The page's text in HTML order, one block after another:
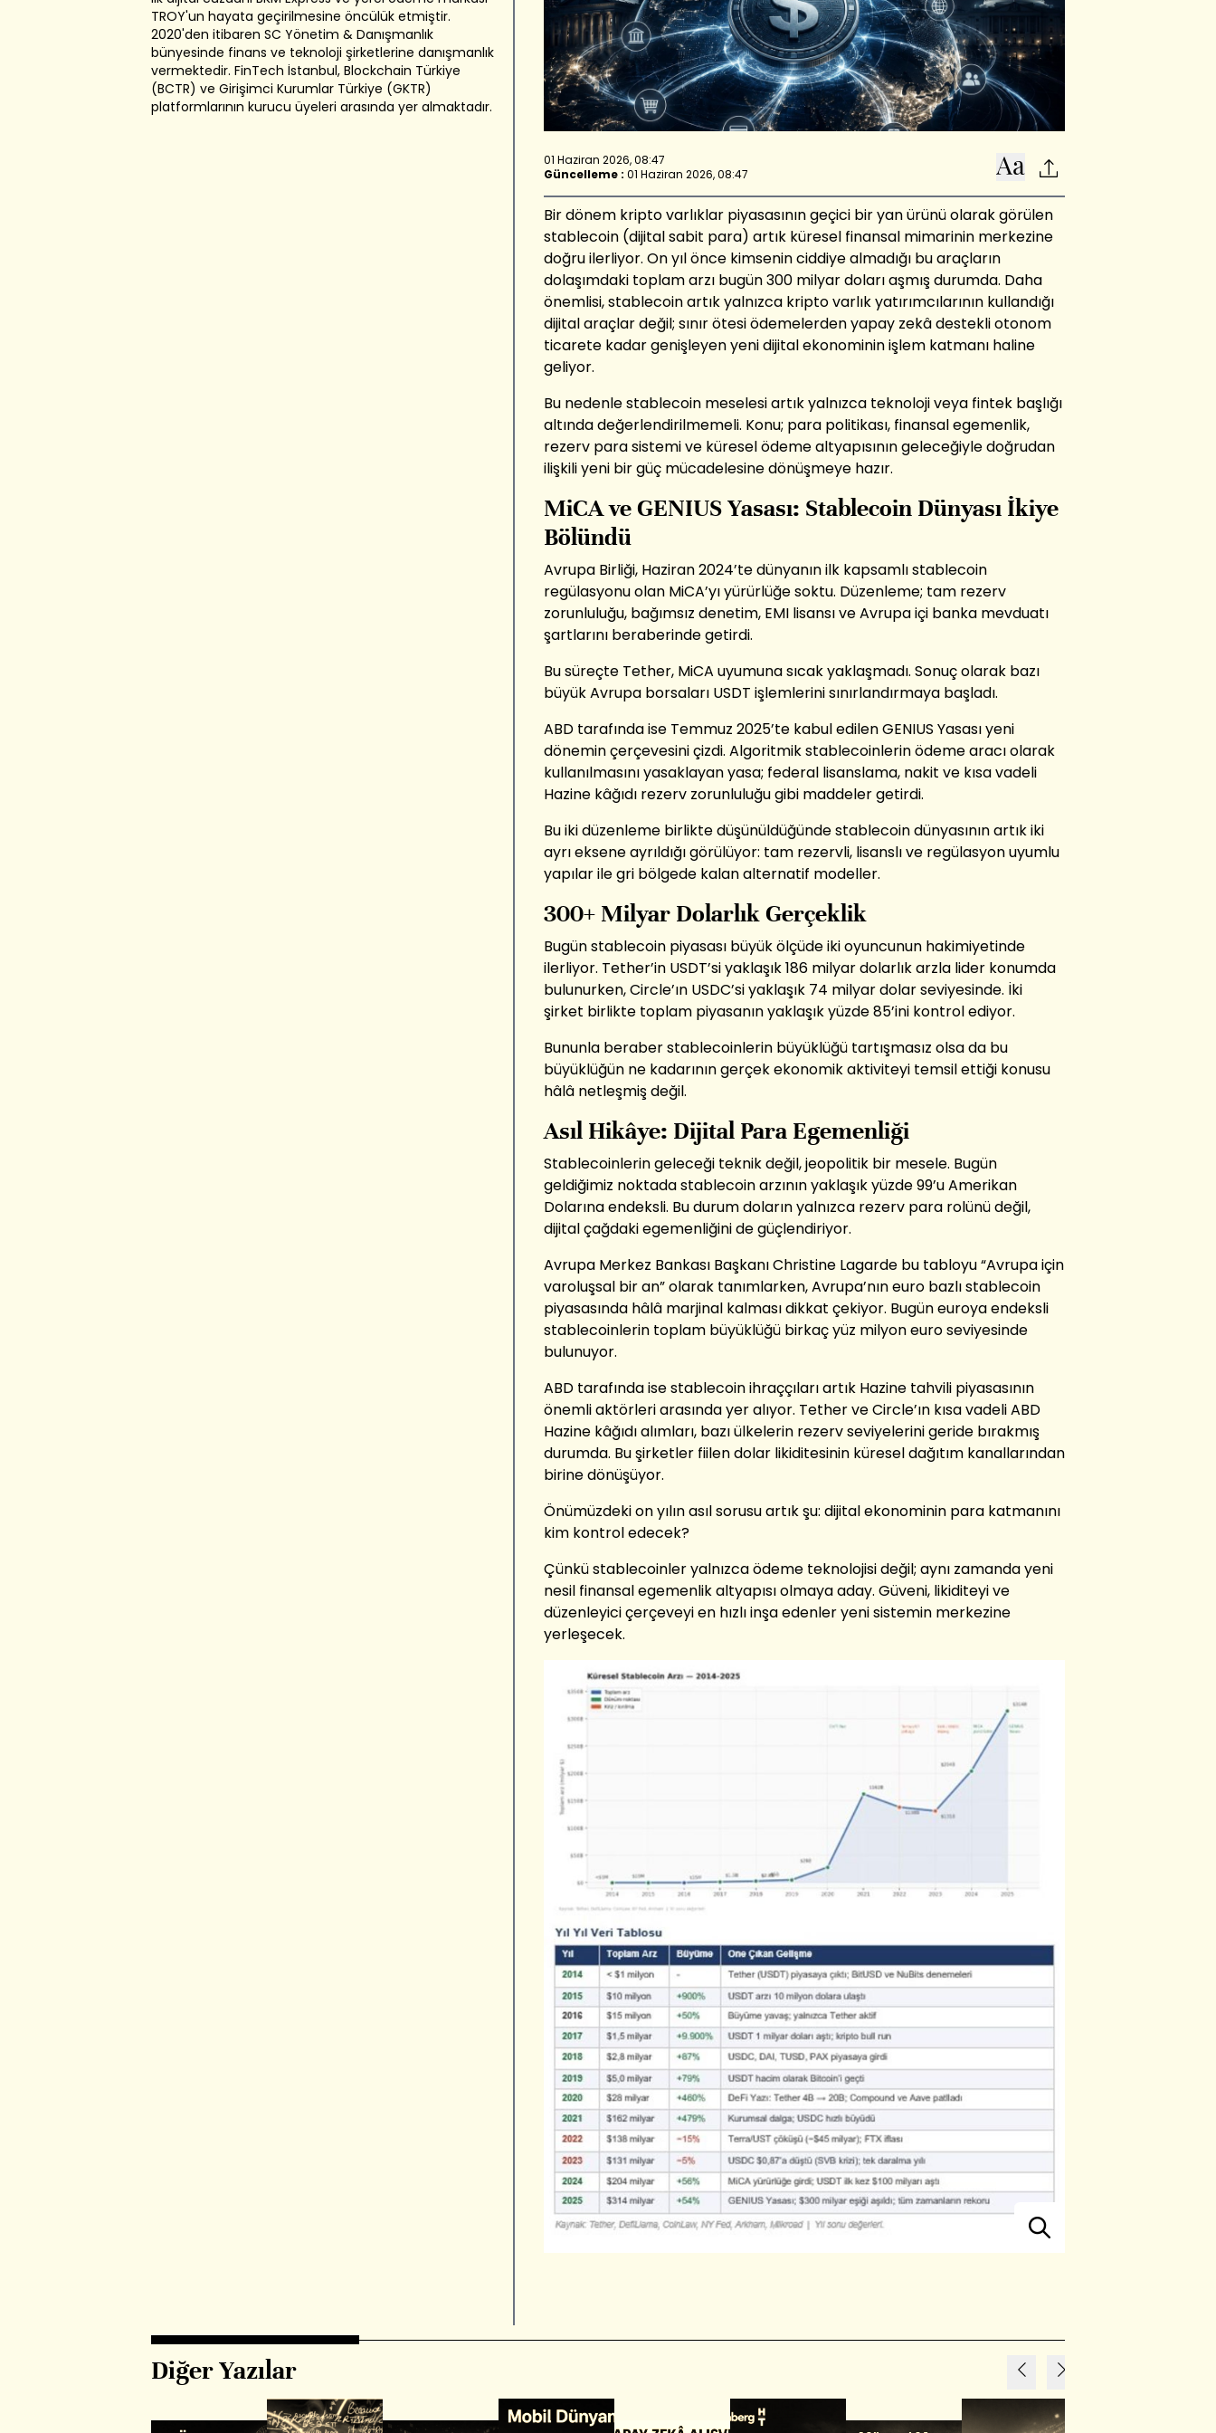
TROY'un hayata geçirilmesine öncülük etmiştir.
2020'den itibaren SC Yönetim & Danışmanlık
bünyesinde finans ve teknoloji şirketlerine danışmanlık
vermektedir. FinTech İstanbul, Blockchain Türkiye
(BCTR) ve Girişimci Kurumlar Türkiye (GKTR)
platformlarının kurucu üyeleri arasında yer almaktadır.
01 Haziran 2026, 08:47
Güncelleme : 01 Haziran 2026, 08:47
Bir dönem kripto varlıklar piyasasının geçici bir yan ürünü olarak görülen
stablecoin (dijital sabit para) artık küresel finansal mimarinin merkezine
doğru ilerliyor. On yıl önce kimsenin ciddiye almadığı bu araçların
dolaşımdaki toplam arzı bugün 300 milyar doları aşmış durumda. Daha
önemlisi, stablecoin artık yalnızca kripto varlık yatırımcılarının kullandığı
dijital araçlar değil; sınır ötesi ödemelerden yapay zekâ destekli otonom
ticarete kadar genişleyen yeni dijital ekonominin işlem katmanı haline
geliyor.
Bu nedenle stablecoin meselesi artık yalnızca teknoloji veya fintek başlığı
altında değerlendirilmemeli. Konu; para politikası, finansal egemenlik,
rezerv para sistemi ve küresel ödeme altyapısının geleceğiyle doğrudan
ilişkili yeni bir güç mücadelesine dönüşmeye hazır.
MiCA ve GENIUS Yasası: Stablecoin Dünyası İkiye
Bölündü
Avrupa Birliği, Haziran 2024’te dünyanın ilk kapsamlı stablecoin
regülasyonu olan MiCA’yı yürürlüğe soktu. Düzenleme; tam rezerv
zorunluluğu, bağımsız denetim, EMI lisansı ve Avrupa içi banka mevduatı
şartlarını beraberinde getirdi.
Bu süreçte Tether, MiCA uyumuna sıcak yaklaşmadı. Sonuç olarak bazı
büyük Avrupa borsaları USDT işlemlerini sınırlandırmaya başladı.
ABD tarafında ise Temmuz 2025’te kabul edilen GENIUS Yasası yeni
dönemin çerçevesini çizdi. Algoritmik stablecoinlerin ödeme aracı olarak
kullanılmasını yasaklayan yasa; federal lisanslama, nakit ve kısa vadeli
Hazine kâğıdı rezerv zorunluluğu gibi maddeler getirdi.
Bu iki düzenleme birlikte düşünüldüğünde stablecoin dünyasının artık iki
ayrı eksene ayrıldığı görülüyor: tam rezervli, lisanslı ve regülasyon uyumlu
yapılar ile gri bölgede kalan alternatif modeller.
300+ Milyar Dolarlık Gerçeklik
Bugün stablecoin piyasası büyük ölçüde iki oyuncunun hakimiyetinde
ilerliyor. Tether’in USDT’si yaklaşık 186 milyar dolarlık arzla lider konumda
bulunurken, Circle’ın USDC’si yaklaşık 74 milyar dolar seviyesinde. İki
şirket birlikte toplam piyasanın yaklaşık yüzde 85’ini kontrol ediyor.
Bununla beraber stablecoinlerin büyüklüğü tartışmasız olsa da bu
büyüklüğün ne kadarının gerçek ekonomik aktiviteyi temsil ettiği konusu
hâlâ netleşmiş değil.
Asıl Hikâye: Dijital Para Egemenliği
Stablecoinlerin geleceği teknik değil, jeopolitik bir mesele. Bugün
geldiğimiz noktada stablecoin arzının yaklaşık yüzde 99’u Amerikan
Dolarına endeksli. Bu durum doların yalnızca rezerv para rolünü değil,
dijital çağdaki egemenliğini de güçlendiriyor.
Avrupa Merkez Bankası Başkanı Christine Lagarde bu tabloyu “Avrupa için
varoluşsal bir an” olarak tanımlarken, Avrupa’nın euro bazlı stablecoin
piyasasında hâlâ marjinal kalması dikkat çekiyor. Bugün euroya endeksli
stablecoinlerin toplam büyüklüğü birkaç yüz milyon euro seviyesinde
bulunuyor.
ABD tarafında ise stablecoin ihraççıları artık Hazine tahvili piyasasının
önemli aktörleri arasında yer alıyor. Tether ve Circle’ın kısa vadeli ABD
Hazine kâğıdı alımları, bazı ülkelerin rezerv seviyelerini geride bırakmış
durumda. Bu şirketler fiilen dolar likiditesinin küresel dağıtım kanallarından
birine dönüşüyor.
Önümüzdeki on yılın asıl sorusu artık şu: dijital ekonominin para katmanını
kim kontrol edecek?
Çünkü stablecoinler yalnızca ödeme teknolojisi değil; aynı zamanda yeni
nesil finansal egemenlik altyapısı olmaya aday. Güveni, likiditeyi ve
düzenleyici çerçeveyi en hızlı inşa edenler yeni sistemin merkezine
yerleşecek.
Diğer Yazılar